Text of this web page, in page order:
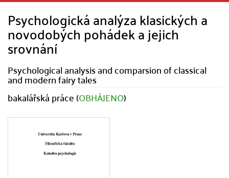
Psychologická analýza klasických a
novodobých pohádek a jejich
srovnání
Psychological analysis and comparsion of classical
and modern fairy tales
bakalářská práce (OBHÁJENO)